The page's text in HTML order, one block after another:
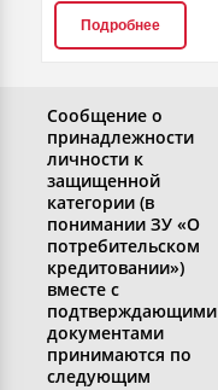
Подробнее
Сообщение о
принадлежности
личности к
защищенной
категории (в
понимании ЗУ «О
потребительском
кредитовании»)
вместе с
подтверждающими
документами
принимаются по
следующим